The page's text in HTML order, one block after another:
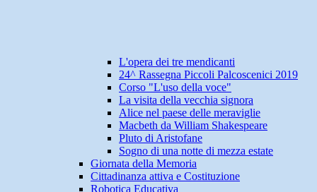
L'opera dei tre mendicanti
24^ Rassegna Piccoli Palcoscenici 2019
Corso "L'uso della voce"
La visita della vecchia signora
Alice nel paese delle meraviglie
Macbeth da William Shakespeare
Pluto di Aristofane
Sogno di una notte di mezza estate
Giornata della Memoria
Cittadinanza attiva e Costituzione
Robotica Educativa